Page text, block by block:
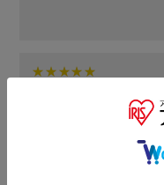
かわいくてちょうどい